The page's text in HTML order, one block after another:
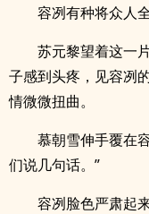
容冽有种将众人
苏元黎望着这一
子感到头疼，见容冽
情微微扭曲。
慕朝雪伸手覆在
们说几句话。”
容冽脸色严肃起